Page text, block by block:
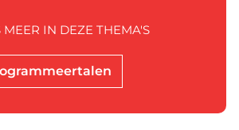
MEER IN DEZE THEMA'S